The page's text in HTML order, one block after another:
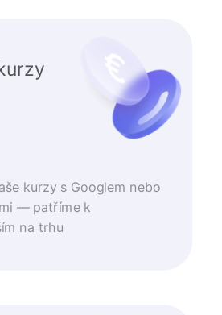
kurzy s Googlem nebo
— patříme k
na trhu